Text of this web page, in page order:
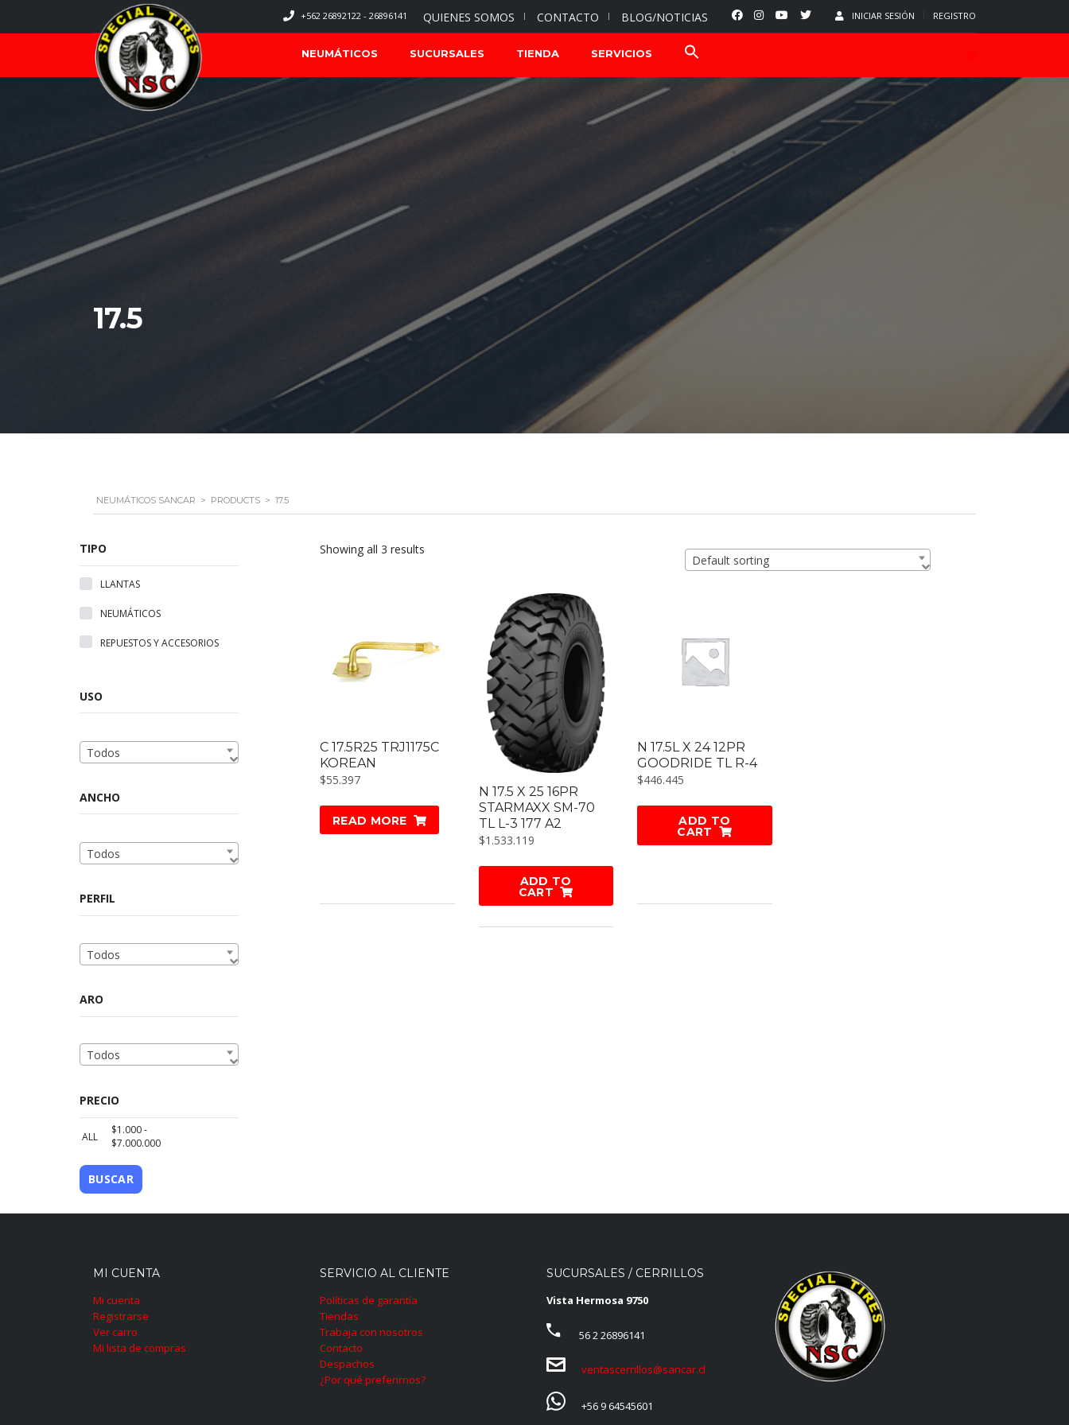
INICIAR SESIÓN REGISTRO
QUIENES SOMOS CONTACTO BLOG/NOTICIAS
+562 26892122 - 26896141
NEUMÁTICOS SUCURSALES TIENDA SERVICIOS
17.5
NEUMÁTICOS SANCAR > PRODUCTS > 17.5
Showing all 3 results
Default sorting
C 17.5R25 TRJ1175C
KOREAN
$55.397
READ MORE
N 17.5 X 25 16PR
STARMAXX SM-70
TL L-3 177 A2
$1.533.119
ADD TO
CART
N 17.5L X 24 12PR
GOODRIDE TL R-4
$446.445
ADD TO
CART
TIPO
LLANTAS
NEUMÁTICOS
REPUESTOS Y ACCESORIOS
USO
Todos
ANCHO
Todos
PERFIL
Todos
ARO
Todos
PRECIO
ALL $1.000-
$7.000.000
BUSCAR
MI CUENTA
Mi cuenta
Registrarse
Ver carro
Mi lista de compras
SERVICIO AL CLIENTE
Políticas de garantía
Tiendas
Trabaja con nosotros
Contacto
Despachos
¿Por qué preferirnos?
SUCURSALES / CERRILLOS
Vista Hermosa 9750
56 2 26896141
ventascerrillos@sancar.cl
+56 9 64545601